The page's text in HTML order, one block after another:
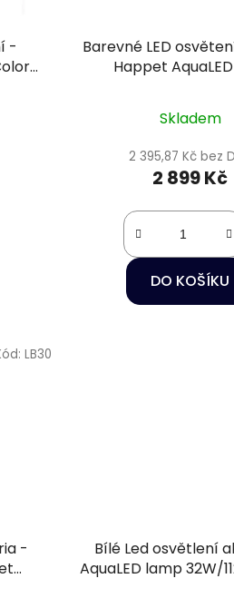
-
Barevné LED
Happet AquaLED
Skladem
2 395,87 Kč bez
2 899 Kč
DO KOŠÍKU
-
LB30
Bílé Led osvětlení
AquaLED lamp 32W/